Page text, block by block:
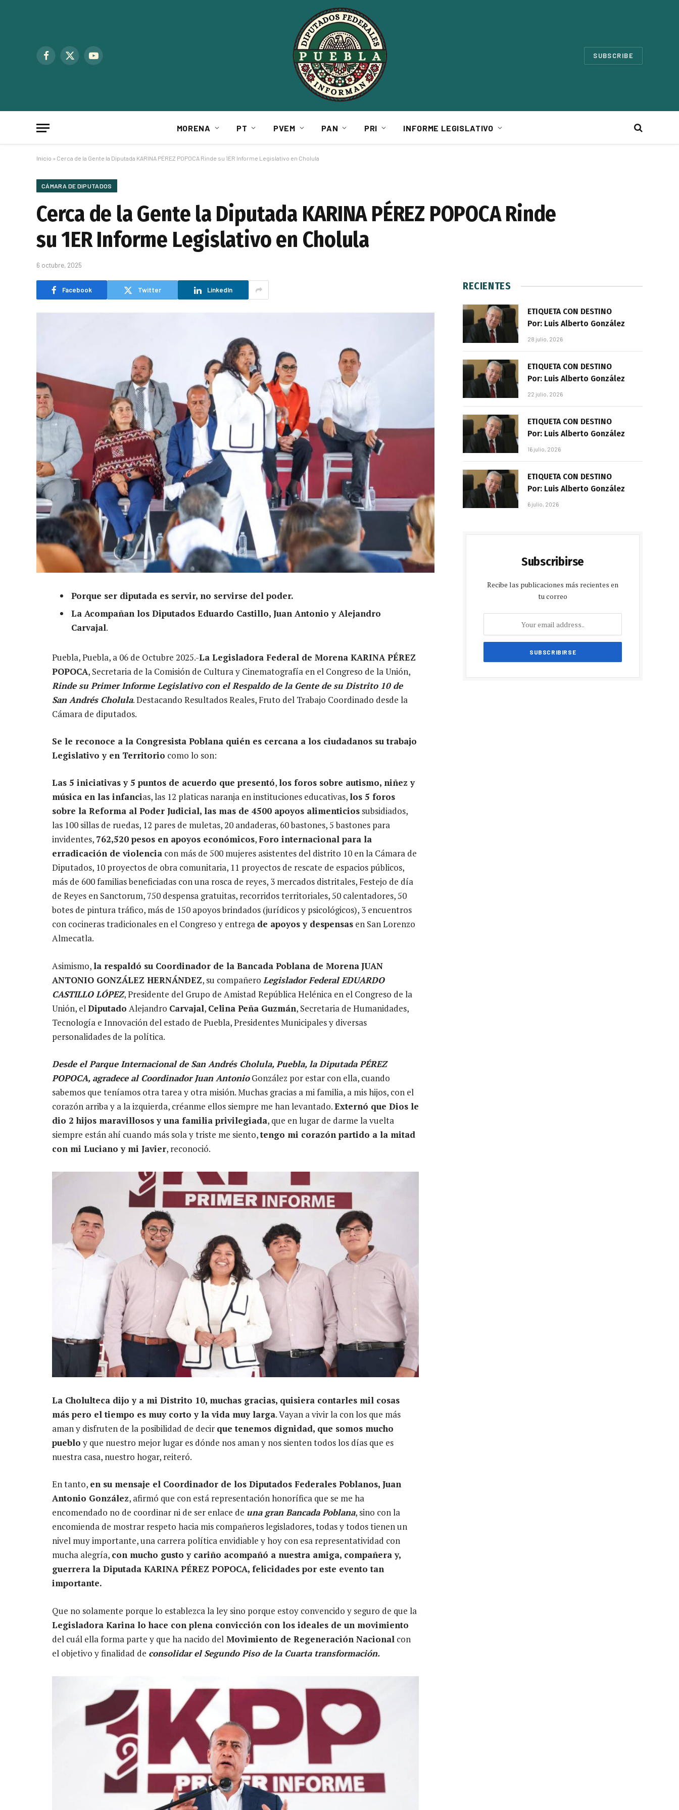
Facebook
X
YouTube SUBSCRIBE
MORENA PT PVEM PAN PRI INFORME LEGISLATIVO
Inicio » Cerca de la Gente la Diputada KARINA PÉREZ POPOCA Rinde su 1ER Informe Legislativo en Cholula
CÁMARA DE DIPUTADOS
Cerca de la Gente la Diputada KARINA PÉREZ POPOCA Rinde
su 1ER Informe Legislativo en Cholula
6 octubre, 2025
Facebook Twitter LinkedIn
Porque ser diputada es servir, no servirse del poder.
La Acompañan los Diputados Eduardo Castillo, Juan Antonio y Alejandro
Carvajal.
Puebla, Puebla, a 06 de Octubre 2025.-La Legisladora Federal de Morena KARINA PÉREZ
POPOCA, Secretaria de la Comisión de Cultura y Cinematografía en el Congreso de la Unión,
Rinde su Primer Informe Legislativo con el Respaldo de la Gente de su Distrito 10 de
San Andrés Cholula. Destacando Resultados Reales, Fruto del Trabajo Coordinado desde la
Cámara de diputados.
Se le reconoce a la Congresista Poblana quién es cercana a los ciudadanos su trabajo
Legislativo y en Territorio como lo son:
Las 5 iniciativas y 5 puntos de acuerdo que presentó,los foros sobre autismo, niñez y
música en las infancias, las 12 platicas naranja en instituciones educativas,los 5 foros
sobre la Reforma al Poder Judicial, las mas de 4500 apoyos alimenticios subsidiados,
las 100 sillas de ruedas, 12 pares de muletas, 20 andaderas, 60 bastones, 5 bastones para
invidentes, 762,520 pesos en apoyos económicos,Foro internacional para la
erradicación de violencia con más de 500 mujeres asistentes del distrito 10 en la Cámara de
Diputados, 10 proyectos de obra comunitaria, 11 proyectos de rescate de espacios públicos,
más de 600 familias beneficiadas con una rosca de reyes, 3 mercados distritales, Festejo de día
de Reyes en Sanctorum, 750 despensa gratuitas, recorridos territoriales, 50 calentadores, 50
botes de pintura tráfico, más de 150 apoyos brindados (jurídicos y psicológicos), 3 encuentros
con cocineras tradicionales en el Congreso y entrega de apoyos y despensas en San Lorenzo
Almecatla.
Asimismo,la respaldó su Coordinador de la Bancada Poblana de MorenaJUAN
ANTONIO GONZÁLEZ HERNÁNDEZ, su compañero Legislador Federal EDUARDO
CASTILLO LÓPEZ, Presidente del Grupo de Amistad República Helénica en el Congreso de la
Unión, el Diputado Alejandro Carvajal, Celina Peña Guzmán, Secretaria de Humanidades,
Tecnología e Innovación del estado de Puebla, Presidentes Municipales y diversas
personalidades de la política.
Desde el Parque Internacional de San Andrés Cholula, Puebla, la Diputada PÉREZ
POPOCA, agradece al Coordinador Juan AntonioGonzález por estar con ella, cuando
sabemos que teníamos otra tarea y otra misión. Muchas gracias a mi familia, a mis hijos, con el
corazón arriba y a la izquierda, créanme ellos siempre me han levantado.Externó que Dios le
dio 2 hijos maravillosos y una familia privilegiada, que en lugar de darme la vuelta
siempre están ahí cuando más sola y triste me siento,tengo mi corazón partido a la mitad
con mi Luciano y mi Javier, reconoció.
La Cholulteca dijo y a mi Distrito 10, muchas gracias, quisiera contarles mil cosas
más pero el tiempo es muy corto y la vida muy larga. Vayan a vivir la con los que más
aman y disfruten de la posibilidad de decir que tenemos dignidad, que somos mucho
pueblo y que nuestro mejor lugar es dónde nos aman y nos sienten todos los días que es
nuestra casa, nuestro hogar, reiteró.
En tanto, en su mensaje el Coordinador de los Diputados Federales Poblanos, Juan
Antonio González, afirmó que con está representación honorífica que se me ha
encomendado no de coordinar ni de ser enlace de una gran Bancada Poblana, sino con la
encomienda de mostrar respeto hacia mis compañeros legisladores, todas y todos tienen un
nivel muy importante, una carrera política envidiable y hoy con esa representatividad con
mucha alegría, con mucho gusto y cariño acompañó a nuestra amiga, compañera y,
guerrera la Diputada KARINA PÉREZ POPOCA, felicidades por este evento tan
importante.
Que no solamente porque lo establezca la ley sino porque estoy convencido y seguro de que la
Legisladora Karina lo hace con plena convicción con los ideales de un movimiento
del cuál ella forma parte y que ha nacido del Movimiento de Regeneración Nacional con
el objetivo y finalidad de consolidar el Segundo Piso de la Cuarta transformación.
RECIENTES
ETIQUETA CON DESTINO
Por: Luis Alberto González
28 julio, 2026
ETIQUETA CON DESTINO
Por: Luis Alberto González
22 julio, 2026
ETIQUETA CON DESTINO
Por: Luis Alberto González
16 julio, 2026
ETIQUETA CON DESTINO
Por: Luis Alberto González
6 julio, 2026
Subscribirse
Recibe las publicaciones más recientes en
tu correo